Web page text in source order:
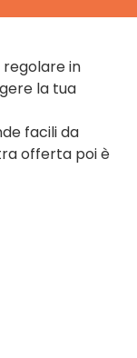
regolare in
la tua
facili da
offerta poi è